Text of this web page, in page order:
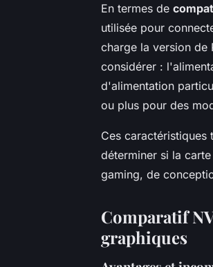
En termes de
utilisée pour
charge la version de
considérer :
d'alimentation
ou plus pour des
Ces caractéristiques
déterminer si la
gaming, de
Comparatif
graphiques